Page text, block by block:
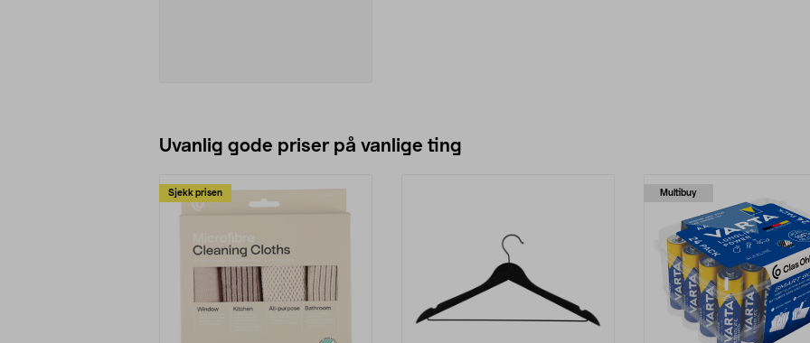
Uvanlig gode priser på vanlige ting
Sjekk prisen Multibuy